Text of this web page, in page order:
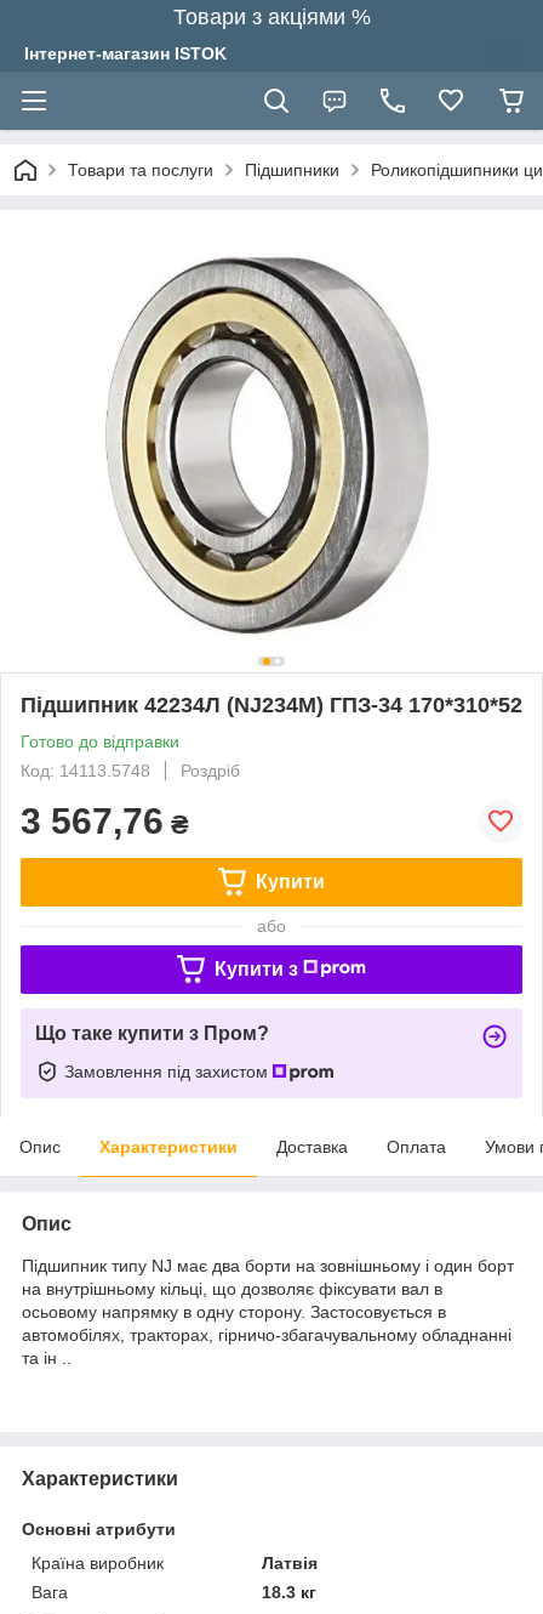
Товари з акціями %
Інтернет-магазин ISTOK
Товари та послуги Підшипники Роликопідшипники
Підшипник 42234Л (NJ234M) ГПЗ-34 170*310*52
Готово до відправки
Код: 14113.5748
Роздріб
3 567,76 ₴
Купити
або
Купити з
Що таке купити з Пром?
Замовлення під захистом
Опис Характеристики Доставка Оплата Умови
Опис
Підшипник типу NJ має два борти на зовнішньому і один борт
на внутрішньому кільці, що дозволяє фіксувати вал в
осьовому напрямку в одну сторону. Застосовується в
автомобілях, тракторах, гірничо-збагачувальному обладнанні
та ін ..
Характеристики
Основні атрибути
Країна виробник
Латвія
Вага
18.3 кг